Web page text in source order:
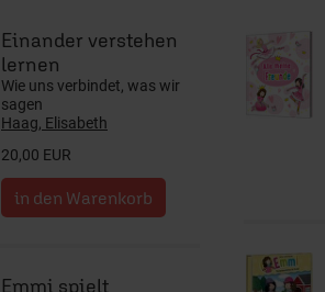
Einander verstehen
lernen
Wie uns verbindet, was wir
sagen
Haag, Elisabeth
20,00 EUR
Emmi spielt